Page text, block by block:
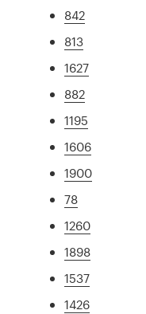
842
813
1627
882
1195
1606
1900
78
1260
1898
1537
1426